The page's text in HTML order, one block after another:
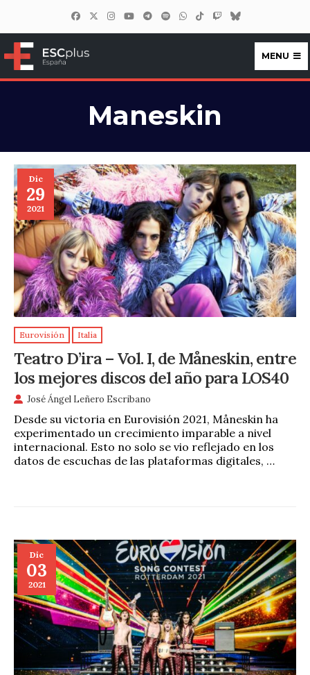
ESCplus España
MENU
Maneskin
Dic
29
2021
Eurovisión Italia
Teatro D’ira – Vol. I, de Måneskin, entre
los mejores discos del año para LOS40
José Ángel Leñero Escribano
Desde su victoria en Eurovisión 2021, Måneskin ha
experimentado un crecimiento imparable a nivel
internacional. Esto no solo se vio reflejado en los
datos de escuchas de las plataformas digitales, …
Dic
03
2021